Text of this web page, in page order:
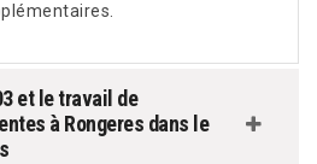
et le travail de
à Rongeres dans le